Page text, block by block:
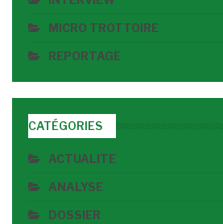
MICRO TROTTOIRE
REPORTAGE
CATÉGORIES
ACTUALITE
ANALYSE
DOSSIER